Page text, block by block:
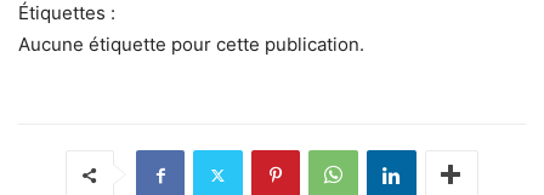
Étiquettes :
Aucune étiquette pour cette publication.